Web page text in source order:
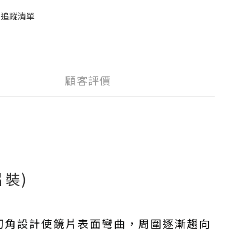
蹤清單
顧客評價
裝)
設計使鏡片表面彎曲，周圍逐漸趨向